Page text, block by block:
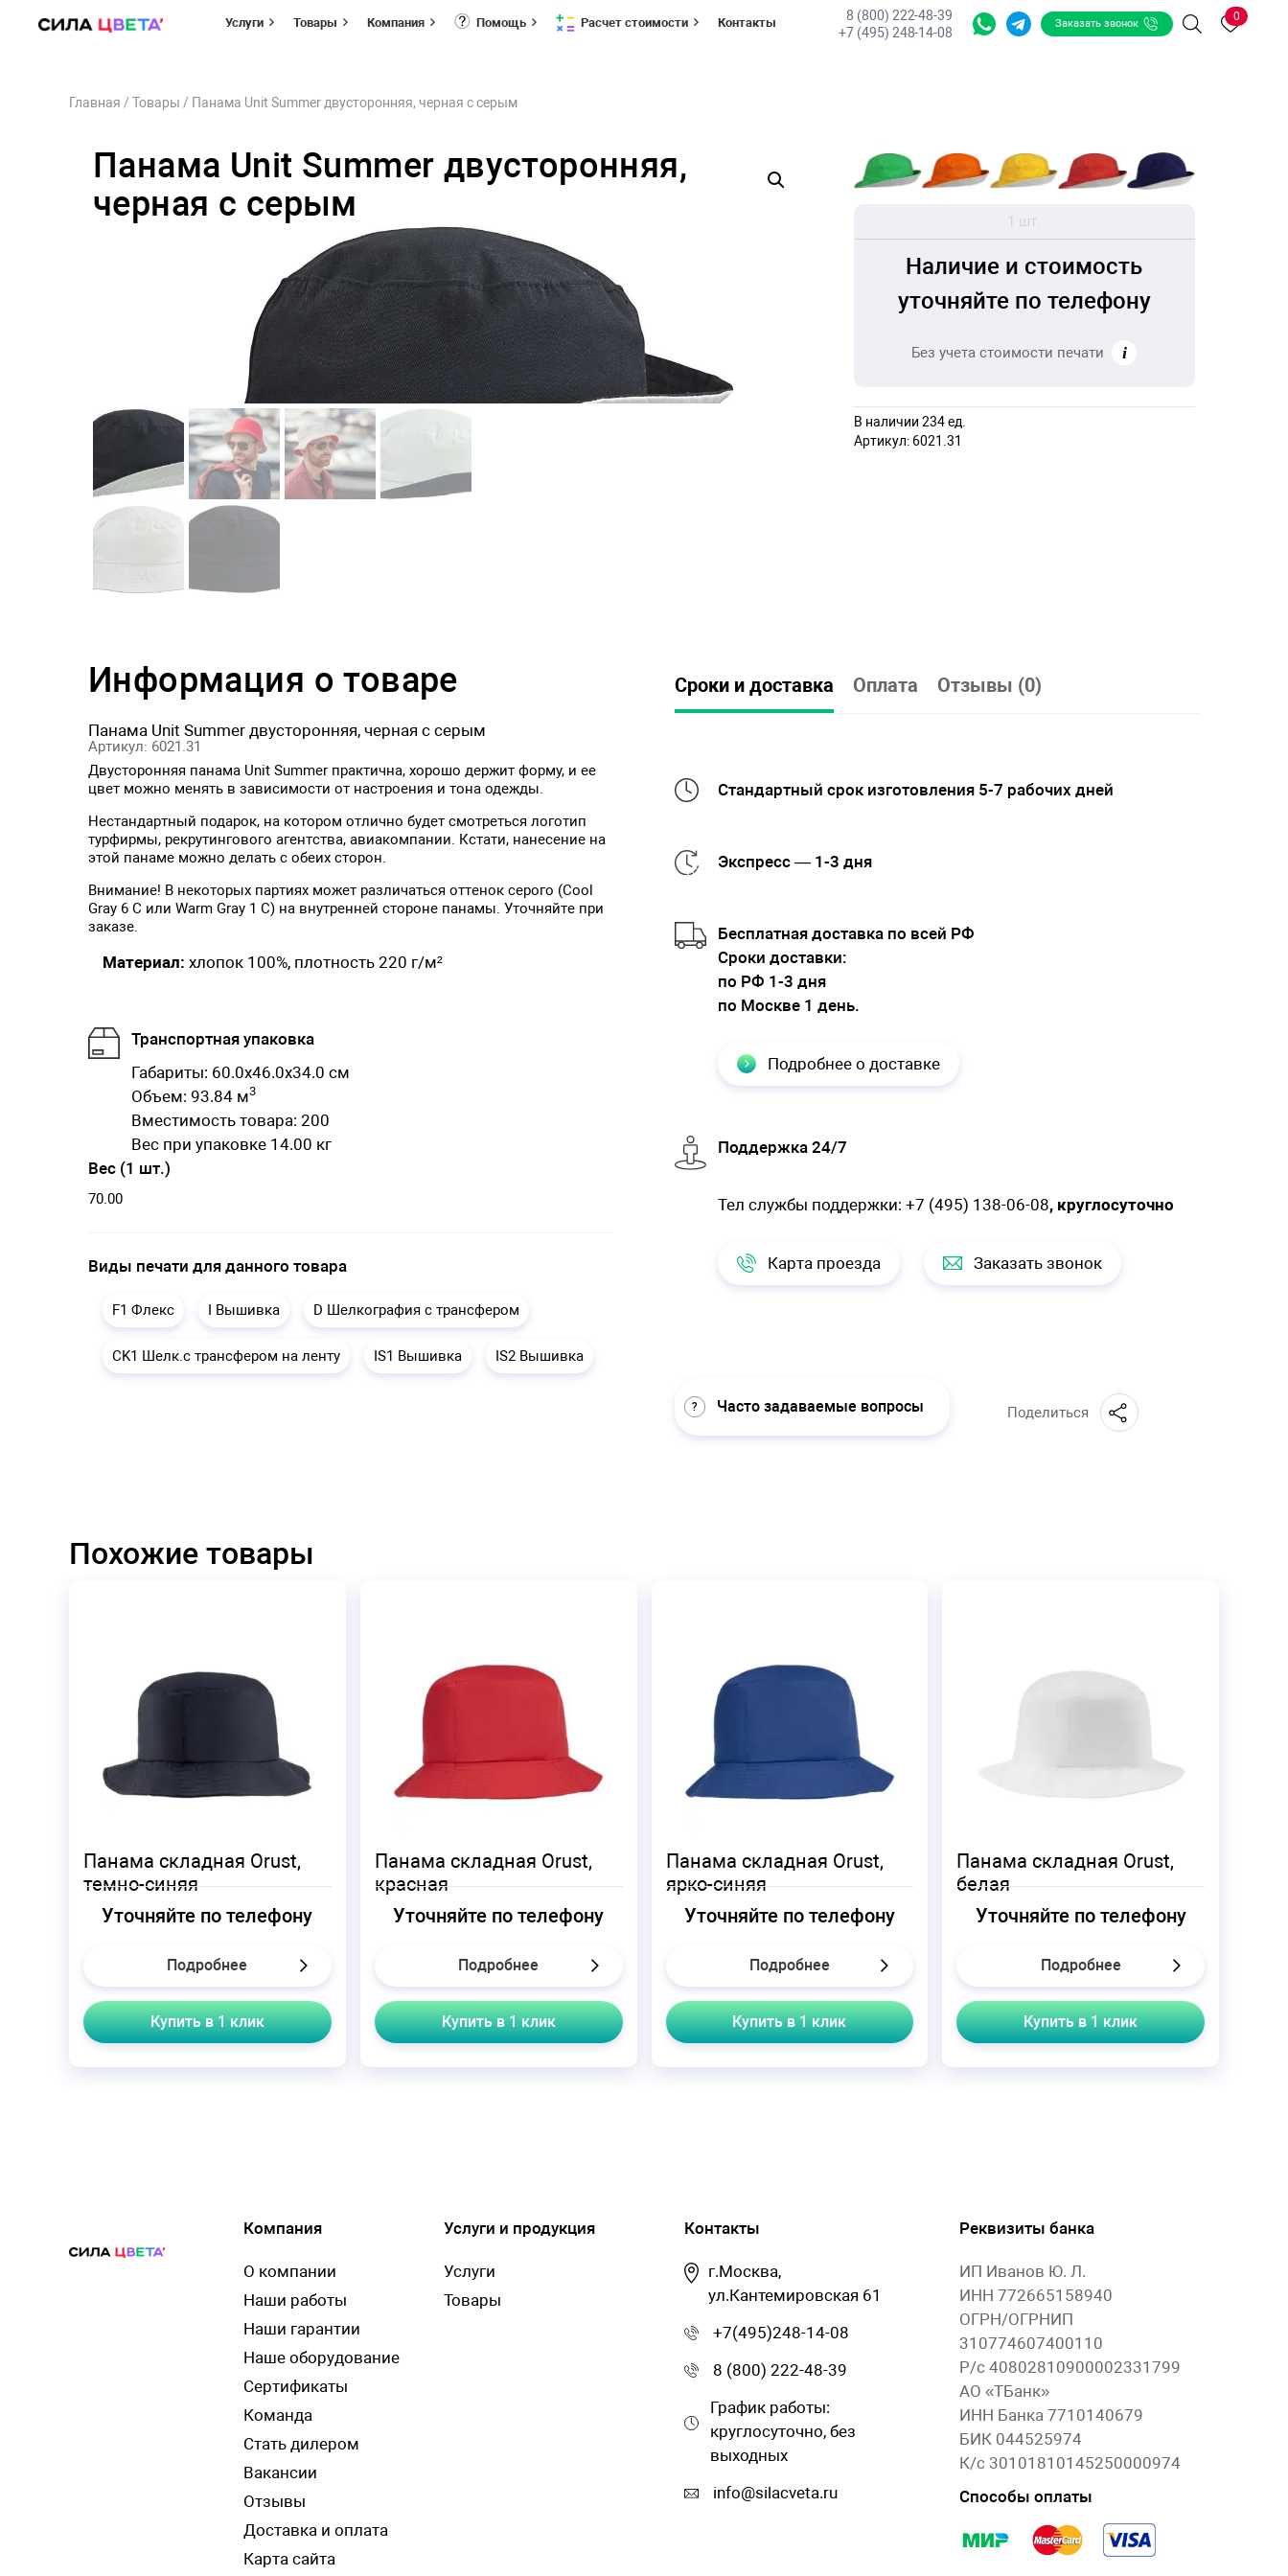
Услуги Товары Компания Помощь Расчет стоимости Контакты
8 (800) 222-48-39
+7 (495) 248-14-08
Заказать звонок
Поиск
0
Главная / Товары / Панама Unit Summer двусторонняя, черная с серым
Панама Unit Summer двусторонняя,
черная с серым
1 шт.
Наличие и стоимость
уточняйте по телефону
Без учета стоимости печати
В наличии 234 ед.
Артикул: 6021.31
Информация о товаре
Панама Unit Summer двусторонняя, черная с серым
Артикул: 6021.31
Двусторонняя панама Unit Summer практична, хорошо держит форму, и ее
цвет можно менять в зависимости от настроения и тона одежды.
Нестандартный подарок, на котором отлично будет смотреться логотип
турфирмы, рекрутингового агентства, авиакомпании. Кстати, нанесение на
этой панаме можно делать с обеих сторон.
Внимание! В некоторых партиях может различаться оттенок серого (Cool
Gray 6 C или Warm Gray 1 C) на внутренней стороне панамы. Уточняйте при
заказе.
Материал: хлопок 100%, плотность 220 г/м²
Транспортная упаковка
Габариты: 60.0x46.0x34.0 см
Объем: 93.84 м3
Вместимость товара: 200
Вес при упаковке 14.00 кг
Вес (1 шт.)
70.00
Виды печати для данного товара
F1 Флекс I Вышивка D Шелкография с трансфером
CK1 Шелк.с трансфером на ленту IS1 Вышивка IS2 Вышивка
Сроки и доставка Оплата Отзывы (0)
Стандартный срок изготовления 5-7 рабочих дней
Экспресс — 1-3 дня
Бесплатная доставка по всей РФ
Cроки доставки:
по РФ 1-3 дня
по Москве 1 день.
Подробнее о доставке
Поддержка 24/7
Тел службы поддержки: +7 (495) 138-06-08, круглосуточно
Карта проезда Заказать звонок
Часто задаваемые вопросы Поделиться
Похожие товары
Панама складная Orust,
темно-синяя
Уточняйте по телефону
Подробнее
Купить в 1 клик
Панама складная Orust,
красная
Уточняйте по телефону
Подробнее
Купить в 1 клик
Панама складная Orust,
ярко-синяя
Уточняйте по телефону
Подробнее
Купить в 1 клик
Панама складная Orust,
белая
Уточняйте по телефону
Подробнее
Купить в 1 клик
Компания
О компании
Наши работы
Наши гарантии
Наше оборудование
Сертификаты
Команда
Стать дилером
Вакансии
Отзывы
Доставка и оплата
Карта сайта
Услуги и продукция
Услуги
Товары
Контакты
г.Москва,
ул.Кантемировская 61
+7(495)248-14-08
8 (800) 222-48-39
График работы:
круглосуточно, без
выходных
info@silacveta.ru
Реквизиты банка
ИП Иванов Ю. Л.
ИНН 772665158940
ОГРН/ОГРНИП
310774607400110
Р/с 40802810900002331799
АО «ТБанк»
ИНН Банка 7710140679
БИК 044525974
К/с 30101810145250000974
Способы оплаты